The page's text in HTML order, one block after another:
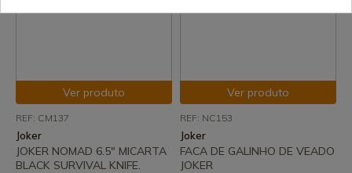
Ver produto
REF: CM137
Joker
JOKER NOMAD 6.5" MICARTA
BLACK SURVIVAL KNIFE.
Ver produto
REF: NC153
Joker
FACA DE GALINHO DE VEADO
JOKER